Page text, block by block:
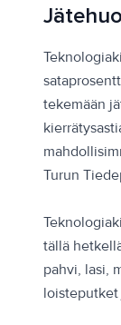
tekemään
Turun
tällä
pahvi, lasi,
loisteputket